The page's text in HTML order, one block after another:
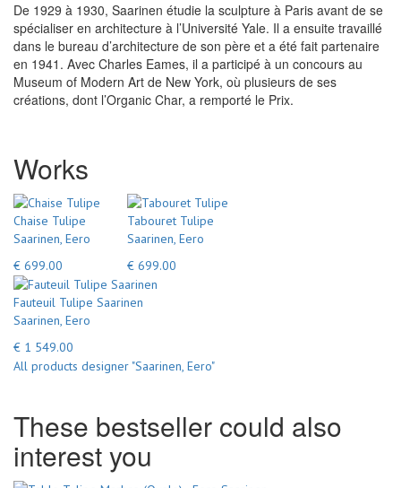
De 1929 à 1930, Saarinen étudie la sculpture à Paris avant de se
spécialiser en architecture à l’Université Yale. Il a ensuite travaillé
dans le bureau d’architecture de son père et a été fait partenaire
en 1941. Avec Charles Eames, il a participé à un concours au
Museum of Modern Art de New York, où plusieurs de ses
créations, dont l’Organic Char, a remporté le Prix.
Works
Chaise Tulipe
Saarinen, Eero
€ 699.00
Tabouret Tulipe
Saarinen, Eero
€ 699.00
Fauteuil Tulipe Saarinen
Saarinen, Eero
€ 1 549.00
All products designer "Saarinen, Eero"
These bestseller could also
interest you